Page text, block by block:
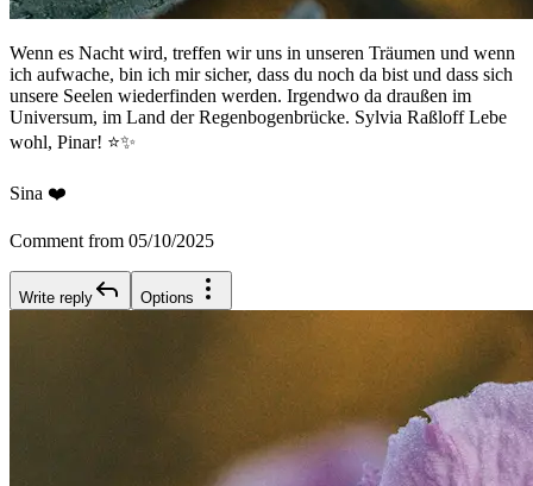
Wenn es Nacht wird, treffen wir uns in unseren Träumen und wenn
ich aufwache, bin ich mir sicher, dass du noch da bist und dass sich
unsere Seelen wiederfinden werden. Irgendwo da draußen im
Universum, im Land der Regenbogenbrücke. Sylvia Raßloff Lebe
wohl, Pinar! ⭐️✨
Sina ❤️
Comment from 05/10/2025
Write reply Options